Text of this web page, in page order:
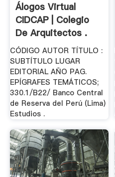
Álogos Virtual
CIDCAP | Colegio
De Arquitectos .
CÓDIGO AUTOR TÍTULO :
SUBTÍTULO LUGAR
EDITORIAL AÑO PAG.
EPÍGRAFES TEMÁTICOS;
330.1/B22/ Banco Central
de Reserva del Perú (Lima)
Estudios .